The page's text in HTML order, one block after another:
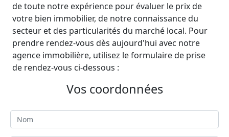
de toute notre expérience pour évaluer le prix de
votre bien immobilier, de notre connaissance du
secteur et des particularités du marché local. Pour
prendre rendez-vous dès aujourd'hui avec notre
agence immobilière, utilisez le formulaire de prise
de rendez-vous ci-dessous :
Vos coordonnées